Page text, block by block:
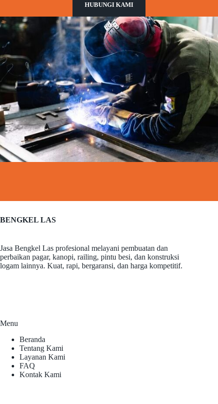
HUBUNGI KAMI
BENGKEL LAS
Jasa Bengkel Las profesional melayani pembuatan dan
perbaikan pagar, kanopi, railing, pintu besi, dan konstruksi
logam lainnya. Kuat, rapi, bergaransi, dan harga kompetitif.
Menu
Beranda
Tentang Kami
Layanan Kami
FAQ
Kontak Kami